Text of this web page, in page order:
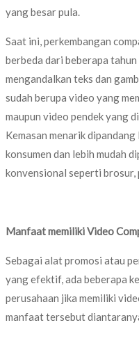
yang besar pula.
Saat ini, perkembangan
berbeda dari beberapa
mengandalkan teks dan
sudah berupa video yang
maupun video pendek yang
Kemasan menarik
konsumen dan lebih mudah
konvensional seperti brosur,
Manfaat memiliki Video
Sebagai alat promosi atau
yang efektif, ada beberapa
perusahaan jika memiliki
manfaat tersebut